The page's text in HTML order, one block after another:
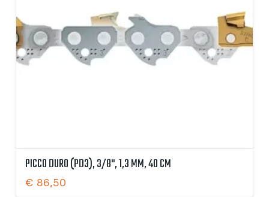
PICCO DURO (PD3), 3/8", 1,3 MM, 40 CM
€ 86,50